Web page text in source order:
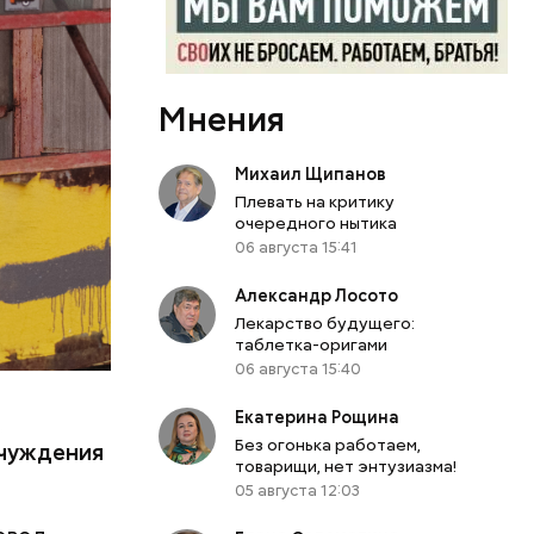
Бабич.
таким
Мнения
Михаил Щипанов
Плевать на критику
очередного нытика
06 августа 15:41
Александр Лосото
Лекарство будущего:
таблетка-оригами
06 августа 15:40
Екатерина Рощина
Без огонька работаем,
товарищи, нет энтузиазма!
05 августа 12:03